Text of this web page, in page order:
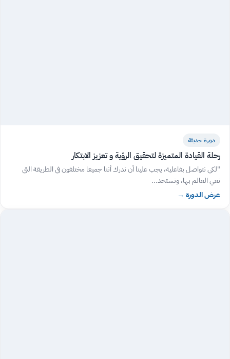
دورة حديثة
رحلة القيادة المتميزة لتحقيق الرؤية و تعزيز الابتكار
"لكي نتواصل بفاعلية، يجب علينا أن ندرك أننا جميعا مختلفون في الطريقة التي
نعي العالم بها، ونستخد...
عرض الدورة →